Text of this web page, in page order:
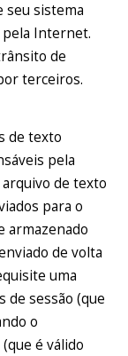
seu sistema
pela Internet.
de
terceiros.
de texto
pela
de texto
para o
armazenado
de volta
uma
de sessão (que
o
é válido